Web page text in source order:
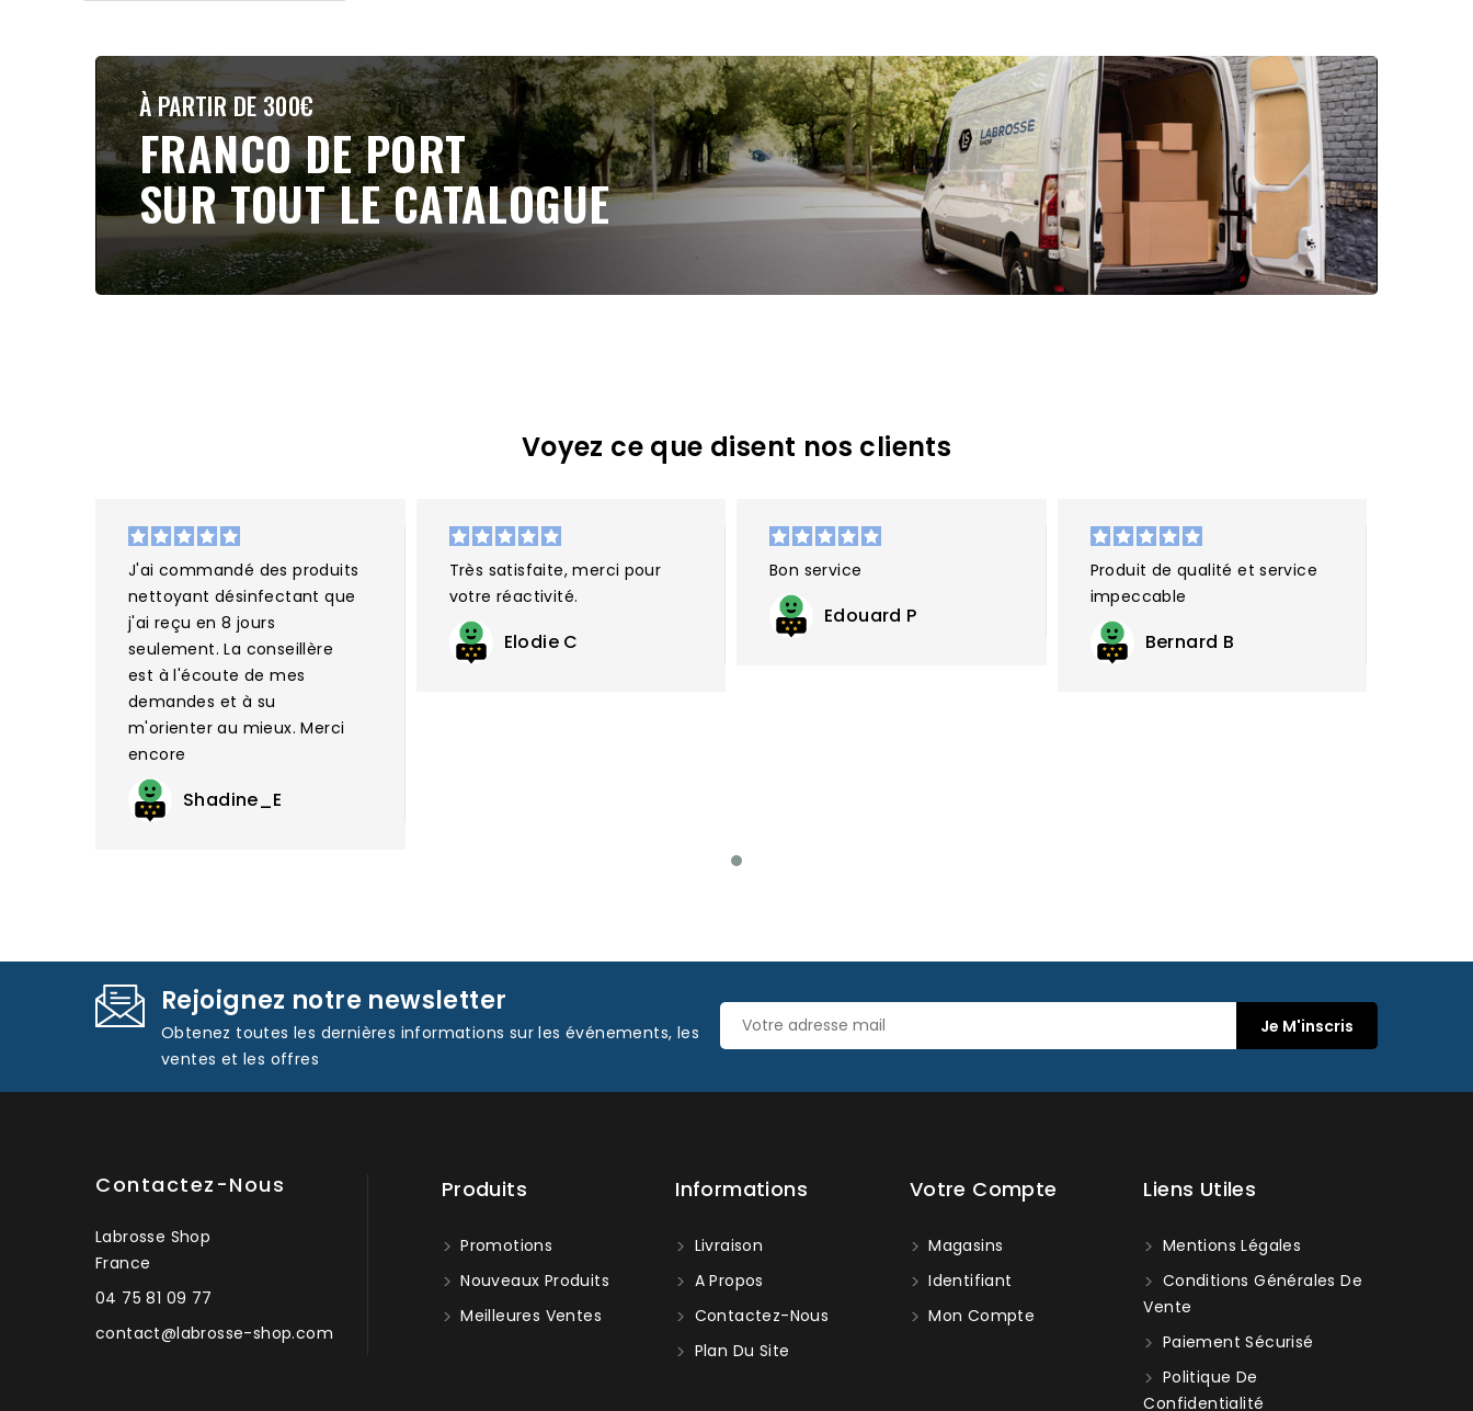
À PARTIR DE 300€
FRANCO DE PORT
SUR TOUT LE CATALOGUE
Voyez ce que disent nos clients
J'ai commandé des produits
nettoyant désinfectant que
j'ai reçu en 8 jours
seulement. La conseillère
est à l'écoute de mes
demandes et à su
m'orienter au mieux. Merci
encore
Shadine_E
Très satisfaite, merci pour
votre réactivité.
Elodie C
Bon service
Edouard P
Produit de qualité et service
impeccable
Bernard B
Rejoignez notre newsletter
Obtenez toutes les dernières informations sur les événements, les
ventes et les offres
Contactez-Nous
Labrosse Shop
France
04 75 81 09 77
contact@labrosse-shop.com
Produits
Promotions
Nouveaux Produits
Meilleures Ventes
Informations
Livraison
A Propos
Contactez-Nous
Plan Du Site
Votre Compte
Magasins
Identifiant
Mon Compte
Liens Utiles
Mentions Légales
Conditions Générales De
Vente
Paiement Sécurisé
Politique De
Confidentialité